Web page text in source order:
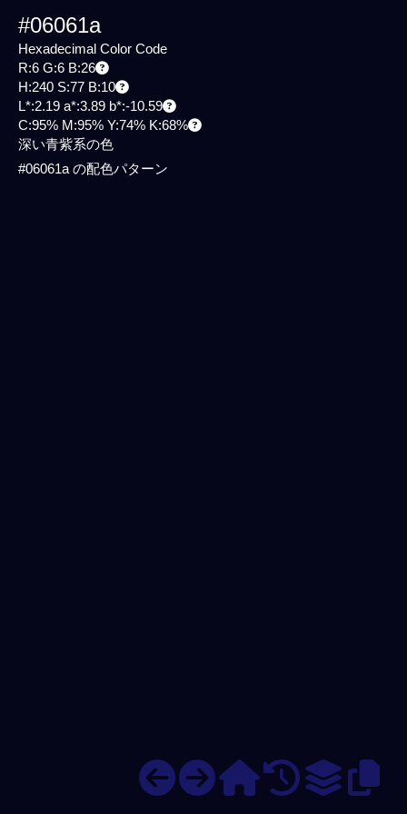
#06061a
Hexadecimal Color Code
R:6 G:6 B:26
H:240 S:77 B:10
L*:2.19 a*:3.89 b*:-10.59
C:95% M:95% Y:74% K:68%
深い青紫系の色
#06061a の配色パターン